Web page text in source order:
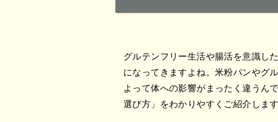
グルテンフリー生活や腸活を意識し
になってきますよね。米粉パンやグ
よって体への影響がまったく違うん
選び方」をわかりやすくご紹介しま